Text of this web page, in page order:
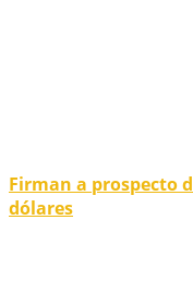
Firman a prospecto
dólares